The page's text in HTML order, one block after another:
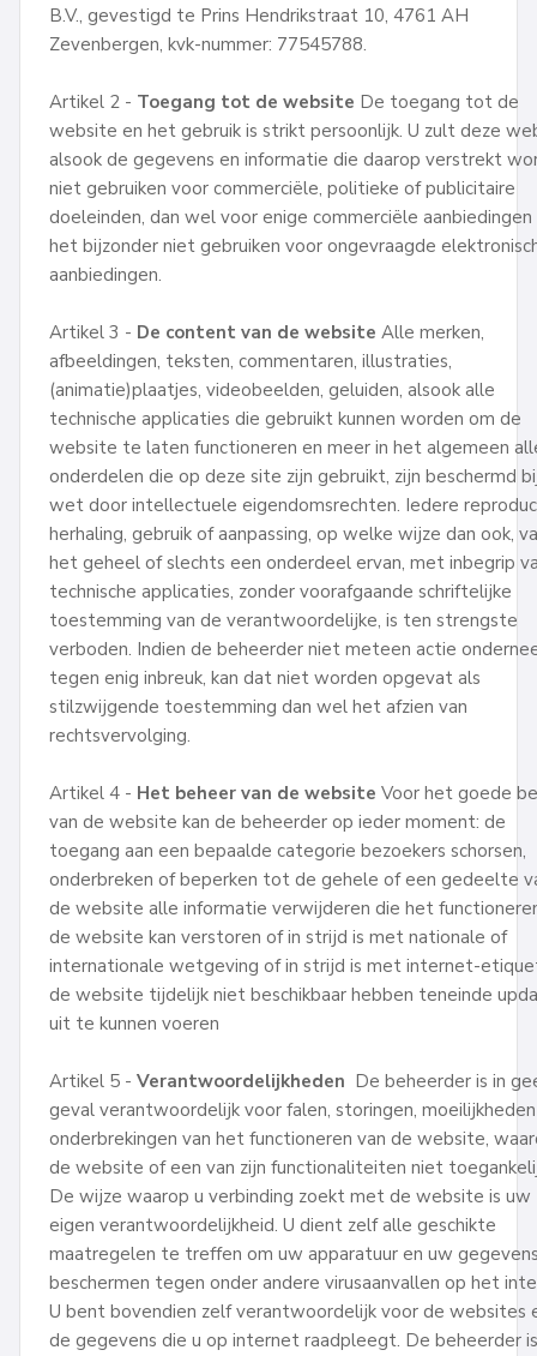
B.V., gevestigd te Prins Hendrikstraat 10, 4761 AH
Zevenbergen, kvk-nummer: 77545788.
Artikel 2 - Toegang tot de website De toegang tot de
website en het gebruik is strikt persoonlijk. U zult deze
alsook de gegevens en informatie die daarop verstrekt
niet gebruiken voor commerciële, politieke of publicitaire
doeleinden, dan wel voor enige commerciële aanbiedingen
het bijzonder niet gebruiken voor ongevraagde
aanbiedingen.
Artikel 3 - De content van de website Alle merken,
afbeeldingen, teksten, commentaren, illustraties,
(animatie)plaatjes, videobeelden, geluiden, alsook alle
technische applicaties die gebruikt kunnen worden om de
website te laten functioneren en meer in het algemeen
onderdelen die op deze site zijn gebruikt, zijn beschermd
wet door intellectuele eigendomsrechten. Iedere
herhaling, gebruik of aanpassing, op welke wijze dan ook,
het geheel of slechts een onderdeel ervan, met inbegrip
technische applicaties, zonder voorafgaande schriftelijke
toestemming van de verantwoordelijke, is ten strengste
verboden. Indien de beheerder niet meteen actie
tegen enig inbreuk, kan dat niet worden opgevat als
stilzwijgende toestemming dan wel het afzien van
rechtsvervolging.
Artikel 4 - Het beheer van de website Voor het goede
van de website kan de beheerder op ieder moment: de
toegang aan een bepaalde categorie bezoekers schorsen,
onderbreken of beperken tot de gehele of een gedeelte
de website alle informatie verwijderen die het
de website kan verstoren of in strijd is met nationale of
internationale wetgeving of in strijd is met internet-
de website tijdelijk niet beschikbaar hebben teneinde
uit te kunnen voeren
Artikel 5 - Verantwoordelijkheden De beheerder is in
geval verantwoordelijk voor falen, storingen,
onderbrekingen van het functioneren van de website,
de website of een van zijn functionaliteiten niet
De wijze waarop u verbinding zoekt met de website is uw
eigen verantwoordelijkheid. U dient zelf alle geschikte
maatregelen te treffen om uw apparatuur en uw
beschermen tegen onder andere virusaanvallen op het
U bent bovendien zelf verantwoordelijk voor de websites
de gegevens die u op internet raadpleegt. De beheerder